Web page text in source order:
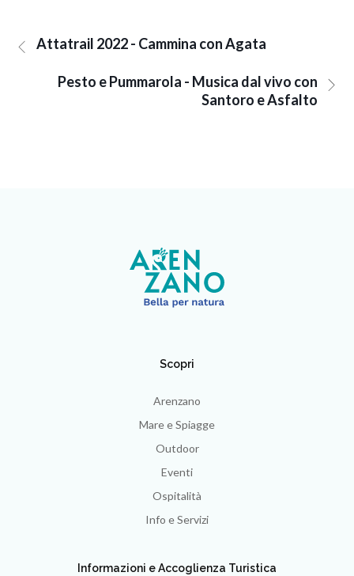
Attatrail 2022 - Cammina con Agata
Pesto e Pummarola - Musica dal vivo con
Santoro e Asfalto
Scopri
Arenzano
Mare e Spiagge
Outdoor
Eventi
Ospitalità
Info e Servizi
Informazioni e Accoglienza Turistica